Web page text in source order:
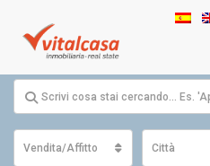
Vendita/Affitto Città